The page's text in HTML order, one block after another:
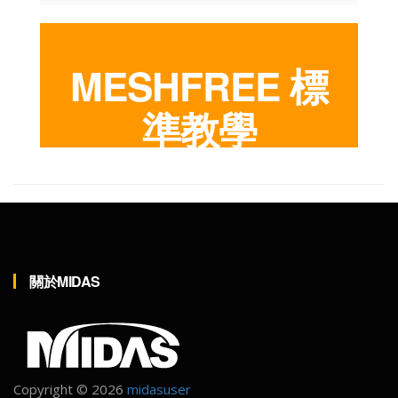
MESHFREE標
準教學
關於MIDAS
Copyright © 2026 midasuser